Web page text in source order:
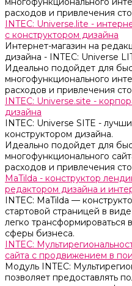
расходов и привлечения
INTEC: Universe.lite -
с конструктором дизайна
Интернет-магазин на
дизайна - INTEC: Universe
Идеально подойдет для
многофункционального
расходов и привлечения
INTEC: Universe.site -
дизайна
INTEC: Universe SITE -
конструктором дизайна.
Идеально подойдет для
многофункционального
расходов и привлечения
MaTilda - конструктор
редактором дизайна и
INTEC: MaTilda —
стартовой страницей в
легко
сферы бизнеса.
INTEC:
сайта с продвижением в
Модуль INTEC:
позволяет предоставлять